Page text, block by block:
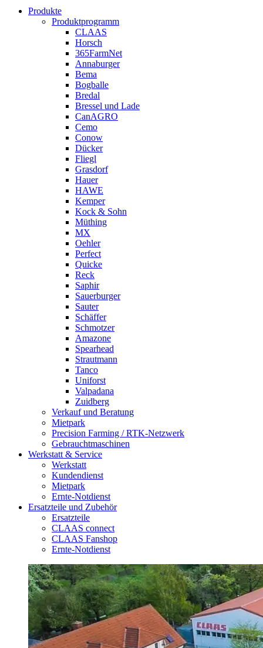
Produkte
Produktprogramm
CLAAS
Horsch
365FarmNet
Annaburger
Bema
Bogballe
Bredal
Bressel und Lade
CanAGRO
Cemo
Conow
Dücker
Fliegl
Grasdorf
Hauer
HAWE
Kemper
Kock & Sohn
Müthing
MX
Oehler
Perfect
Quicke
Reck
Saphir
Sauerburger
Sauter
Schäffer
Schmotzer
Amazone
Spearhead
Strautmann
Tanco
Uniforst
Valpadana
Zuidberg
Verkauf und Beratung
Mietpark
Precision Farming / RTK-Netzwerk
Gebrauchtmaschinen
Werkstatt & Service
Werkstatt
Kundendienst
Mietpark
Ernte-Notdienst
Ersatzteile und Zubehör
Ersatzteile
CLAAS connect
CLAAS Fanshop
Ernte-Notdienst